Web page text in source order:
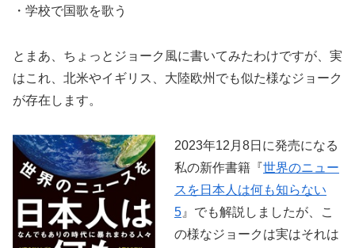
・学校で国歌を歌う
とまあ、ちょっとジョーク風に書いてみたわけですが、実
はこれ、北米やイギリス、大陸欧州でも似た様なジョーク
が存在します。
2023年12月8日に発売になる
私の新作書籍『世界のニュー
スを日本人は何も知らない
5 』でも解説しましたが、こ
の様なジョークは実はそれは